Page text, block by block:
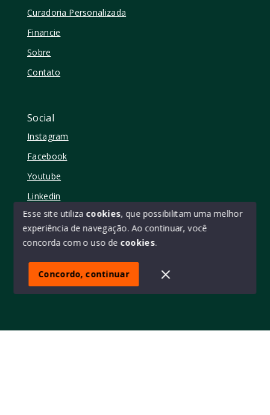
Curadoria Personalizada
Financie
Sobre
Contato
Social
Instagram
Facebook
Youtube
Linkedin
© Copyright 2026 - Elo11 consultoria imobiliária • creci
SITE PARA IMOBILIARIA
Esse site utiliza cookies, que possibilitam uma melhor
experiência de navegação. Ao continuar, você
concorda com o uso de cookies.
Concordo, continuar